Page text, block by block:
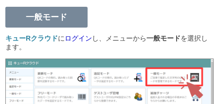
一般モード
キューRクラウドに ログイン し、メニューから一般モードを選択し
ます。